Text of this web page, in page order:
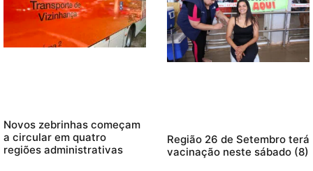
Novos zebrinhas começam
a circular em quatro
regiões administrativas
Região 26 de Setembro terá
vacinação neste sábado (8)